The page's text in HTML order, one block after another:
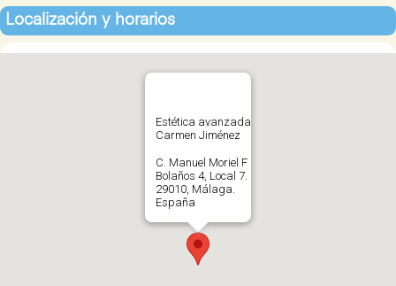
Localización y horarios
Estética avanzada
Carmen Jiménez
C. Manuel Moriel F
Bolaños 4, Local 7.
29010, Málaga.
España
636186903
Abrir en Google